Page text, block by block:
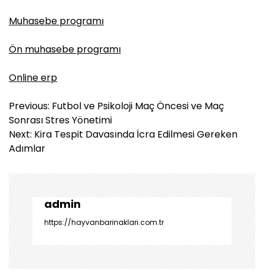
Muhasebe programı
Ön muhasebe programı
Online erp
Y
a
z
ı
e
z
i
n
m
e
s
Previous: Futbol ve Psikoloji Maç Öncesi ve Maç
Sonrası Stres Yönetimi
Next: Kira Tespit Davasında İcra Edilmesi Gereken
Adımlar
admin
https://hayvanbarinaklari.com.tr